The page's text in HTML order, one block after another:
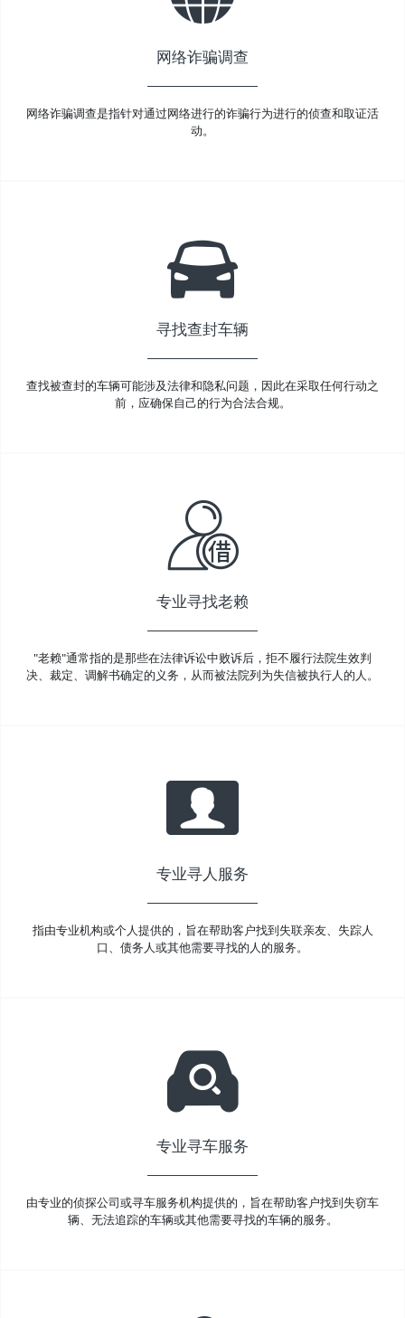
网络诈骗调查
网络诈骗调查是指针对通过网络进行的诈骗行为进行的侦查和取证活
动。
寻找查封车辆
查找被查封的车辆可能涉及法律和隐私问题，因此在采取任何行动之
前，应确保自己的行为合法合规。
专业寻找老赖
"老赖"通常指的是那些在法律诉讼中败诉后，拒不履行法院生效判
决、裁定、调解书确定的义务，从而被法院列为失信被执行人的人。
专业寻人服务
指由专业机构或个人提供的，旨在帮助客户找到失联亲友、失踪人
口、债务人或其他需要寻找的人的服务。
专业寻车服务
由专业的侦探公司或寻车服务机构提供的，旨在帮助客户找到失窃车
辆、无法追踪的车辆或其他需要寻找的车辆的服务。